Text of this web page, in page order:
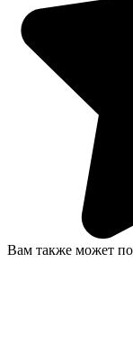
Вам также может